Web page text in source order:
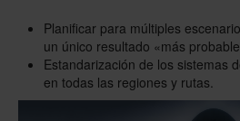
Planificar para múltiples
un único resultado «más
Estandarización de los sistemas
en todas las regiones y rutas.